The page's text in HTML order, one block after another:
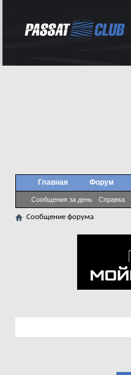
Главная Форум
Сообщения за день Справка
Сообщение форума